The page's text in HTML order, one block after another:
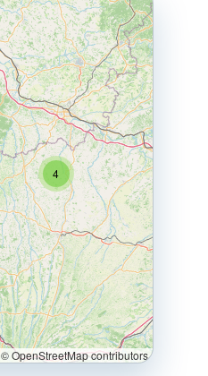
4
© OpenStreetMap contributors